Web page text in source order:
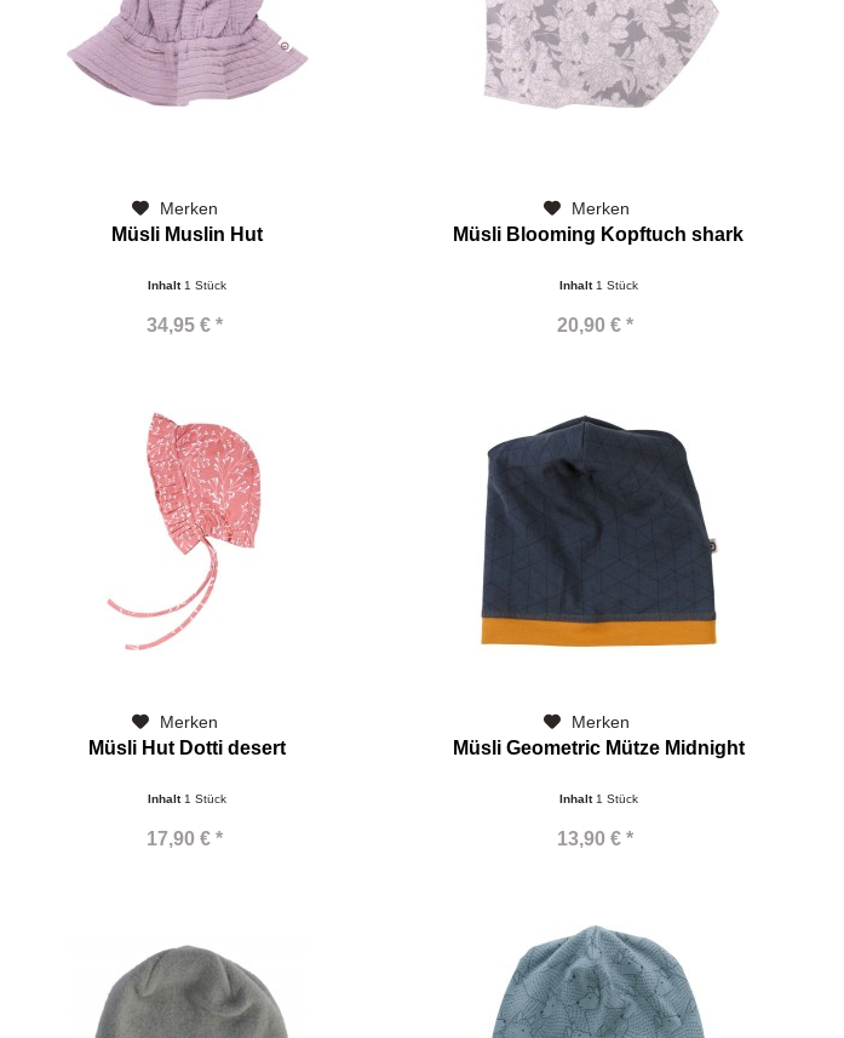
apricot
pfirsich
creme
Merken
Müsli Muslin Hut
Inhalt 1 Stück
34,95 € *
Merken
Müsli Blooming Kopftuch shark
Inhalt 1 Stück
20,90 € *
Merken
Müsli Hut Dotti desert
Inhalt 1 Stück
17,90 € *
Merken
Müsli Geometric Mütze Midnight
Inhalt 1 Stück
13,90 € *